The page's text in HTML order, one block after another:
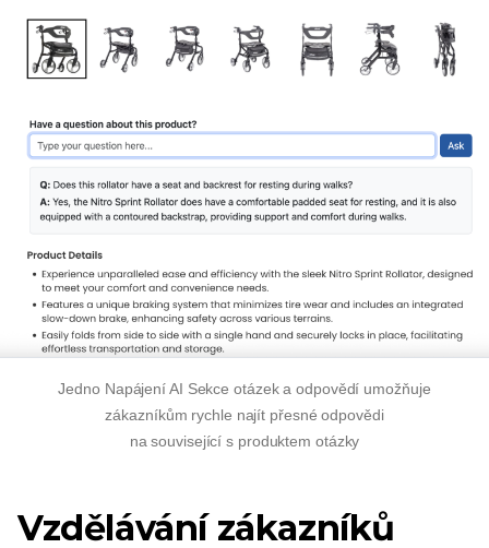
Jedno Napájení AI Sekce otázek a odpovědí umožňuje
zákazníkům rychle najít přesné odpovědi
nasouvisející s produktem otázky
Vzdělávání zákazníků